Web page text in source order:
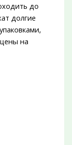
до
долгие
на